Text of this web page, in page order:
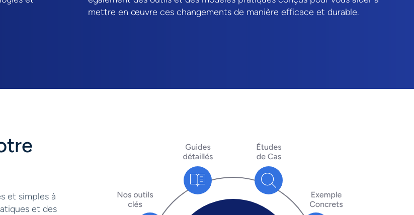
mettre en œuvre ces changements de manière efficace et durable.
et simples à
et des